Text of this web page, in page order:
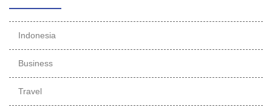
Indonesia
Business
Travel